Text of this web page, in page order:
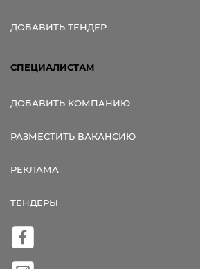
ДОБАВИТЬ ТЕНДЕР
СПЕЦИАЛИСТАМ
ДОБАВИТЬ КОМПАНИЮ
РАЗМЕСТИТЬ ВАКАНСИЮ
РЕКЛАМА
ТЕНДЕРЫ